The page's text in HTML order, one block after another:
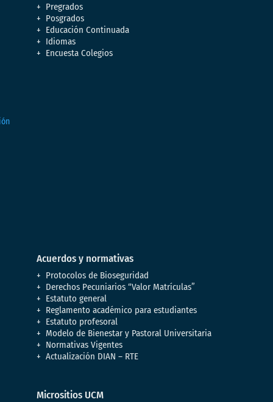
Pregrados
Posgrados
Educación Continuada
Idiomas
Encuesta Colegios
Acuerdos y normativas
Protocolos de Bioseguridad
Derechos Pecuniarios “Valor Matrículas”
Estatuto general
Reglamento académico para estudiantes
Estatuto profesoral
Modelo de Bienestar y Pastoral Universitaria
Normativas Vigentes
Actualización DIAN – RTE
Micrositios UCM